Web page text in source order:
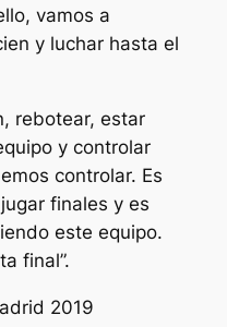
vamos a
y luchar hasta el
rebotear, estar
y controlar
controlar. Es
finales y es
este equipo.
final”.